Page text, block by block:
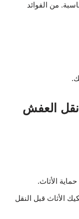
من الفوائد
نقل العفش
الأثاث.
الأثاث قبل النقل